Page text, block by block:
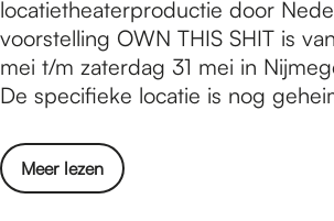
n
W
a
a
l
a
d
r
e
n
d
a
n
p
o
p
u
a
o
u
n
g
a
n
locatietheaterproductie door
voorstelling OWN THIS SHIT is
mei t/m zaterdag 31 mei in
De specifieke locatie is nog
Meer lezen
o
v